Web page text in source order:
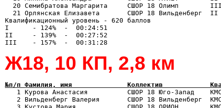
20 Семибратова Маргарита     СШОР 18
21 Орлянская Елизавета       СШОР 18
Квалификационный уровень - 620 баллов
I      - 124%  -  00:24:51
II     - 139%  -  00:27:52
Ж18, 10 КП, 2,8 км
№п/п Фамилия, имя              Коллектив            Квал
1 Курова Анастасия          СШОР 18 Юго-Запад
2 Вильденберг Валерия       СШОР 18 Вильденберг